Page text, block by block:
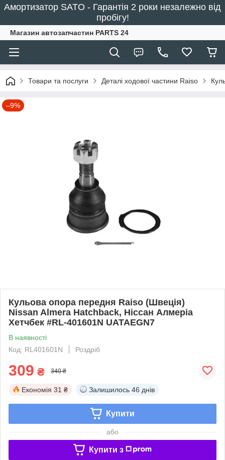
Амортизатор SATO - Гарантія 2 роки незалежно від
пробігу!
Магазин автозапчастин PARTS 24
Товари та послуги Деталі ходової частини Raiso
–9%
Кульова опора передня Raiso (Швеція)
Nissan Almera Hatchback, Ніссан Алмеріа
Хетчбек #RL-401601N UATAEGN7
В наявності
Код: RL401601N
Роздріб
309 ₴ 340 ₴
Економія 31 ₴ Залишилось 46 днів
Купити
або
Купити з